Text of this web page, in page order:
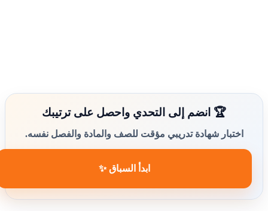
🏆 انضم إلى التحدي واحصل على ترتيبك
اختبار شهادة تدريبي مؤقت للصف والمادة والفصل نفسه.
ابدأ السباق ✨